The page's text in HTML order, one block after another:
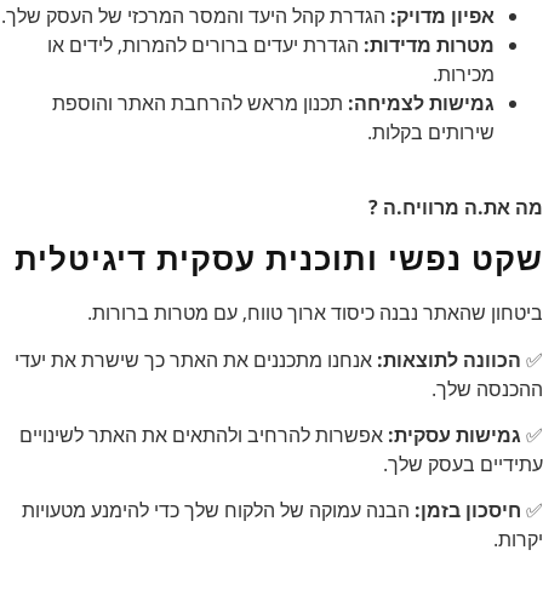
אפיון מדויק: הגדרת קהל היעד והמסר המרכזי של העסק שלך.
מטרות מדידות: הגדרת יעדים ברורים להמרות, לידים או
מכירות.
גמישות לצמיחה: תכנון מראש להרחבת האתר והוספת
שירותים בקלות.
מה את.ה מרוויח.ה ?
שקט נפשי ותוכנית עסקית דיגיטלית
ביטחון שהאתר נבנה כיסוד ארוך טווח, עם מטרות ברורות.
✅ הכוונה לתוצאות: אנחנו מתכננים את האתר כך שישרת את יעדי
ההכנסה שלך.
✅גמישות עסקית: אפשרות להרחיב ולהתאים את האתר לשינויים
עתידיים בעסק שלך.
✅ חיסכון בזמן: הבנה עמוקה של הלקוח שלך כדי להימנע מטעויות
יקרות.